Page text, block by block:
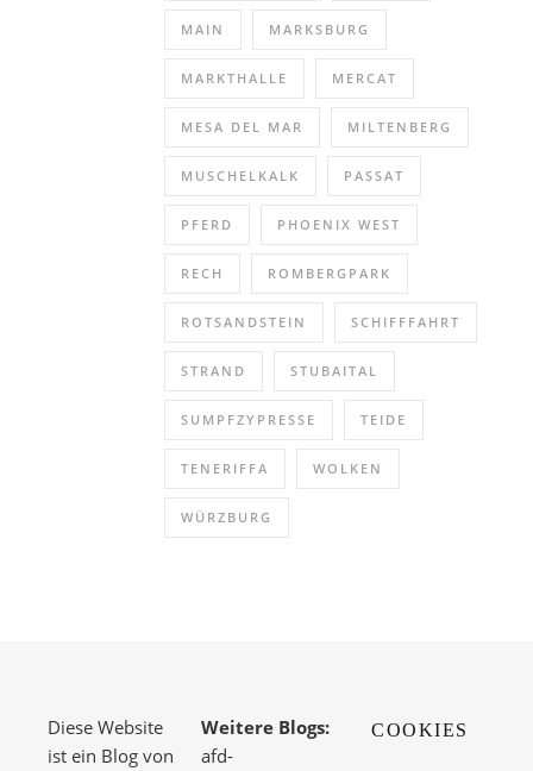
MAIN MARKSBURG
MARKTHALLE MERCAT
MESA DEL MAR MILTENBERG
MUSCHELKALK PASSAT
PFERD PHOENIX WEST
RECH ROMBERGPARK
ROTSANDSTEIN SCHIFFFAHRT
STRAND STUBAITAL
SUMPFZYPRESSE TEIDE
TENERIFFA WOLKEN
WÜRZBURG
Diese Website
ist ein Blog von
Weitere Blogs:
afd-
COOKIES